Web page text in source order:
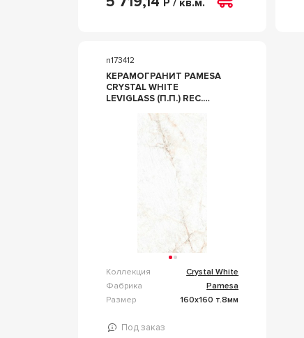
Р / кв.м.
n173412
КЕРАМОГРАНИТ PAMESA
CRYSTAL WHITE
LEVIGLASS (П.П.) REC.
Коллекция
Crystal White
Фабрика
Pamesa
Размер
160x160 т.8мм
Под заказ